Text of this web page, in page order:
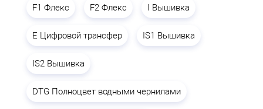
F1 Флекс F2 Флекс I Вышивка
E Цифровой трансфер IS1 Вышивка
IS2 Вышивка
DTG Полноцвет водными чернилами